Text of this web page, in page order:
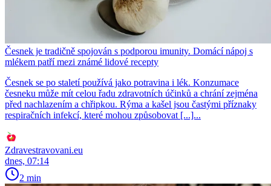
Česnek je tradičně spojován s podporou imunity. Domácí nápoj s
mlékem patří mezi známé lidové recepty
Česnek se po staletí používá jako potravina i lék. Konzumace
česneku může mít celou řadu zdravotních účinků a chrání zejména
před nachlazením a chřipkou. Rýma a kašel jsou častými příznaky
respiračních infekcí, které mohou způsobovat [...]...
Zdravestravovani.eu
dnes, 07:14
2 min